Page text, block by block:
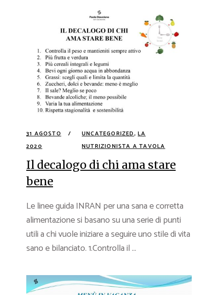
31 AGOSTO
2020
UNCATEGORIZED,LA
NUTRIZIONISTA A TAVOLA
Il decalogo di chi ama stare
bene
Le linee guida INRAN per una sana e corretta
alimentazione si basano su una serie di punti
utili a chi vuole iniziare a seguire uno stile di vita
sano e bilanciato. 1.Controlla il ...